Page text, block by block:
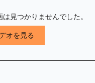
は見つかりませんでした。
オを見る